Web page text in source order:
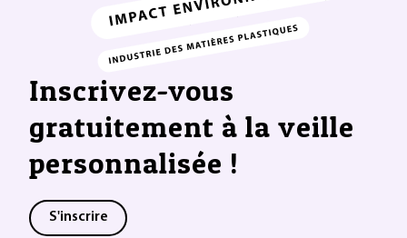
Inscrivez-vous
gratuitement à la veille
personnalisée !
S'inscrire